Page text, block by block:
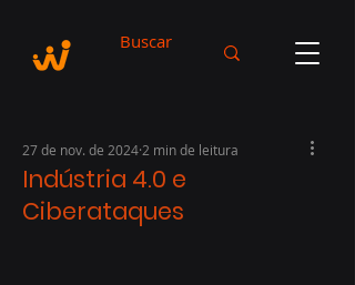
Indústria 4.0 e
Ciberataques
27 de nov. de 2024 2 min de leitura